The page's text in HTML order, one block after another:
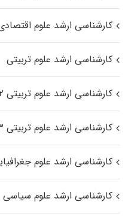
کارشناسی ارشد علوم
کارشناسی ارشد علوم تربیتی
کارشناسی ارشد علوم تربیتی ۲
کارشناسی ارشد علوم تربیتی ۳
کارشناسی ارشد علوم
کارشناسی ارشد علوم سیاسی